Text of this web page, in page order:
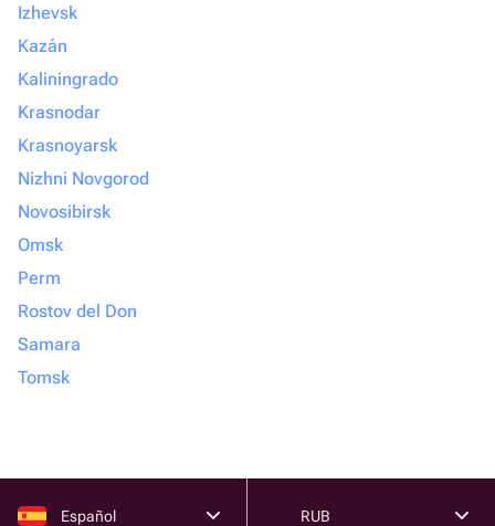
Izhevsk
Kazán
Kaliningrado
Krasnodar
Krasnoyarsk
Nizhni Novgorod
Novosibirsk
Omsk
Perm
Rostov del Don
Samara
Tomsk
Español RUB